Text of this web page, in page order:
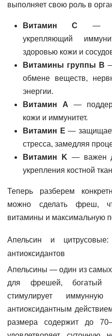
выполняет свою роль в
Витамин С —
укрепляющий
здоровью кожи и
Витамины группы B
обмене веществ,
энергии.
Витамин А —
кожи и иммунитет.
Витамин E — защищает
стресса, замедляя
Витамин K— важен
укрепления костной
Теперь разберем
можно сделать фреш,
витамины и максимальную
Апельсин и
антиоксидантов
Апельсины — один из
для фрешей, богатый
стимулирует
антиоксидантным
размера содержит до